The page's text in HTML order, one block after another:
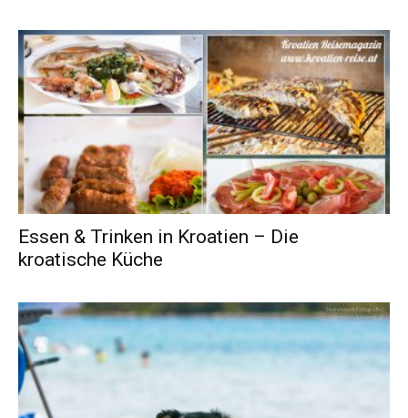
Essen & Trinken in Kroatien – Die
kroatische Küche